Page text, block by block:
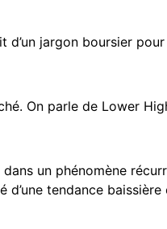
jargon boursier
On parle de Lower
un phénomène
tendance